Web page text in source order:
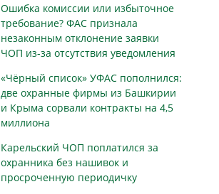
Ошибка комиссии или избыточное
требование? ФАС признала
незаконным отклонение заявки
ЧОП из-за отсутствия уведомления
«Чёрный список» УФАС пополнился:
две охранные фирмы из Башкирии
и Крыма сорвали контракты на 4,5
миллиона
Карельский ЧОП поплатился за
охранника без нашивок и
просроченную периодичку